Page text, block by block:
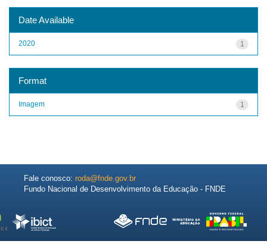
Date Available
1
2020
Format
1
Imagem
Fale conosco: roda@fnde.gov.br
Fundo Nacional de Desenvolvimento da Educação - FNDE